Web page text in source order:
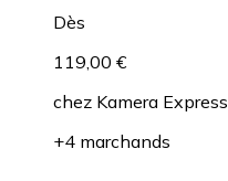
Dès
119,00 €
chez Kamera Express
+4 marchands